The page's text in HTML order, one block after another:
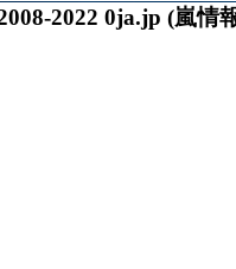
2022 0ja.jp (嵐情